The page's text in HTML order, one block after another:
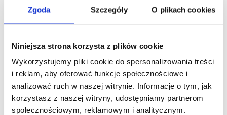
Zgoda Szczegóły O plikach cookies
Niniejsza strona korzysta z plików cookie
Wykorzystujemy pliki cookie do spersonalizowania treści
i reklam, aby oferować funkcje społecznościowe i
analizować ruch w naszej witrynie. Informacje o tym, jak
korzystasz z naszej witryny, udostępniamy partnerom
społecznościowym, reklamowym i analitycznym.
odżywione, nadając im przyjemny zapach. Testowany
Kosmetyk przyjazny środowisku z certyfikatem "
ECOCERT
COSMOS ORGANIC ", oznaczającym minimum 95%
składników pochodzenia naturalnego, w tym co najmniej
50% pochodzących z upraw ekologicznych.
Kupując dany produkt, wspierasz zrównoważony rozwój.